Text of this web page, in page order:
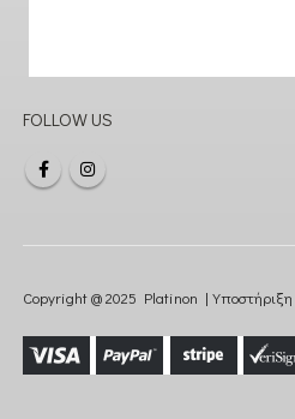
FOLLOW US
Copyright @ 2025 Platinon | Υποστήριξη